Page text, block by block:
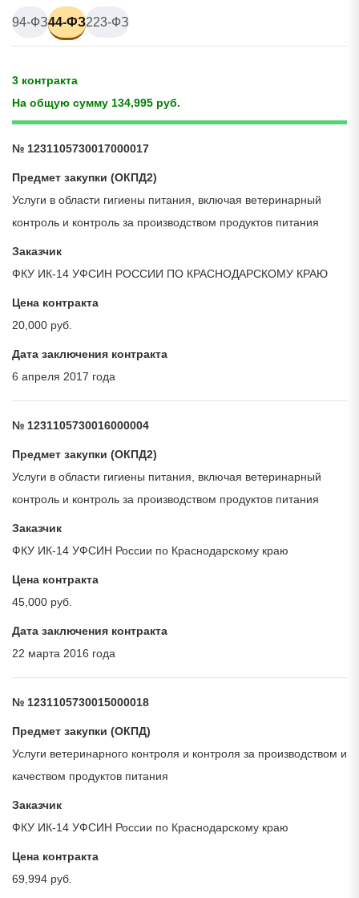
94-ФЗ44-ФЗ223-ФЗ
3 контракта
На общую сумму 134,995 руб.
№ 1231105730017000017
Предмет закупки (ОКПД2)
Услуги в области гигиены питания, включая ветеринарный
контроль и контроль за производством продуктов питания
Заказчик
ФКУ ИК-14 УФСИН РОССИИ ПО КРАСНОДАРСКОМУ КРАЮ
Цена контракта
20,000 руб.
Дата заключения контракта
6 апреля 2017 года
№ 1231105730016000004
Предмет закупки (ОКПД2)
Услуги в области гигиены питания, включая ветеринарный
контроль и контроль за производством продуктов питания
Заказчик
ФКУ ИК-14 УФСИН России по Краснодарскому краю
Цена контракта
45,000 руб.
Дата заключения контракта
22 марта 2016 года
№ 1231105730015000018
Предмет закупки (ОКПД)
Услуги ветеринарного контроля и контроля за производством и
качеством продуктов питания
Заказчик
ФКУ ИК-14 УФСИН России по Краснодарскому краю
Цена контракта
69,994 руб.